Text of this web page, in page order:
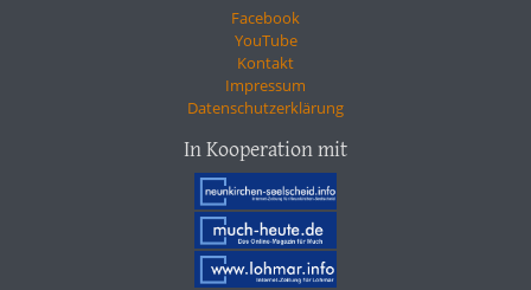
Facebook
YouTube
Kontakt
Impressum
Datenschutzerklärung
In Kooperation mit